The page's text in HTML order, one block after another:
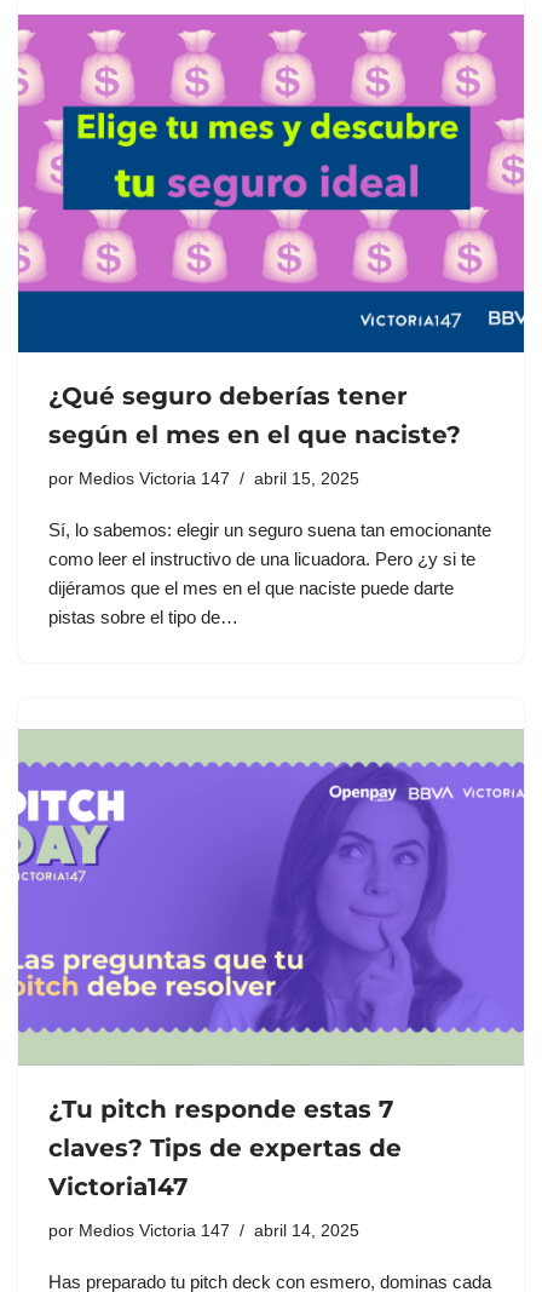
¿Qué seguro deberías tener
según el mes en el que naciste?
por Medios Victoria 147 abril 15, 2025
Sí, lo sabemos: elegir un seguro suena tan emocionante
como leer el instructivo de una licuadora. Pero ¿y si te
dijéramos que el mes en el que naciste puede darte
pistas sobre el tipo de…
¿Tu pitch responde estas 7
claves? Tips de expertas de
Victoria147
por Medios Victoria 147 abril 14, 2025
Has preparado tu pitch deck con esmero, dominas cada